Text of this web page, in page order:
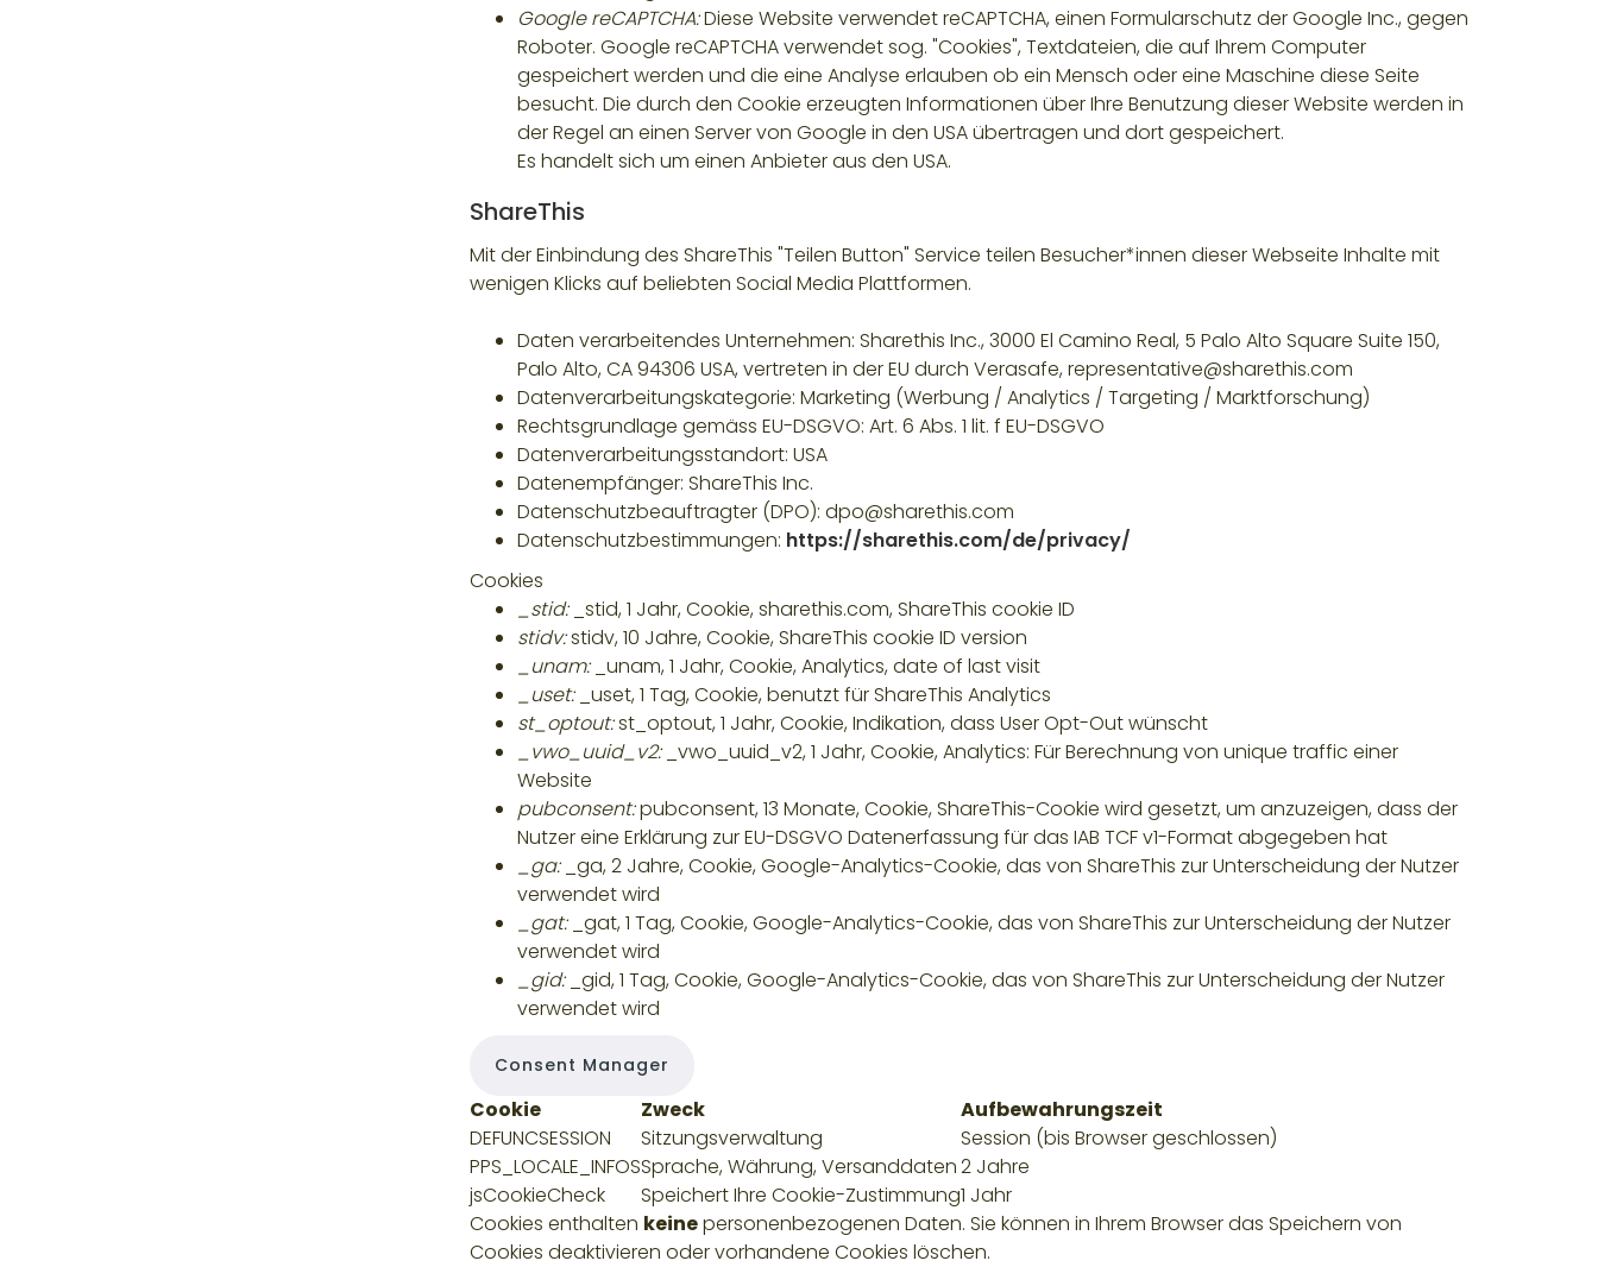
Google reCAPTCHA:Diese Website verwendet reCAPTCHA, einen Formularschutz der Google Inc., gegen
Roboter. Google reCAPTCHA verwendet sog. "Cookies", Textdateien, die auf Ihrem Computer
gespeichert werden und die eine Analyse erlauben ob ein Mensch oder eine Maschine diese Seite
besucht. Die durch den Cookie erzeugten Informationen über Ihre Benutzung dieser Website werden in
der Regel an einen Server von Google in den USA übertragen und dort gespeichert.
Es handelt sich um einen Anbieter aus den USA.
ShareThis
Mit der Einbindung des ShareThis "Teilen Button" Service teilen Besucher*innen dieser Webseite Inhalte mit
wenigen Klicks auf beliebten Social Media Plattformen.
Daten verarbeitendes Unternehmen: Sharethis Inc., 3000 El Camino Real, 5 Palo Alto Square Suite 150,
Palo Alto, CA 94306 USA, vertreten in der EU durch Verasafe, representative@sharethis.com
Datenverarbeitungskategorie: Marketing (Werbung / Analytics / Targeting / Marktforschung)
Rechtsgrundlage gemäss EU-DSGVO: Art. 6 Abs. 1 lit. f EU-DSGVO
Datenverarbeitungsstandort: USA
Datenempfänger: ShareThis Inc.
Datenschutzbeauftragter (DPO): dpo@sharethis.com
Datenschutzbestimmungen: https://sharethis.com/de/privacy/
Cookies
_stid:_stid, 1 Jahr, Cookie, sharethis.com, ShareThis cookie ID
stidv:stidv, 10 Jahre, Cookie, ShareThis cookie ID version
_unam:_unam, 1 Jahr, Cookie, Analytics, date of last visit
_uset:_uset, 1 Tag, Cookie, benutzt für ShareThis Analytics
st_optout:st_optout, 1 Jahr, Cookie, Indikation, dass User Opt-Out wünscht
_vwo_uuid_v2:_vwo_uuid_v2, 1 Jahr, Cookie, Analytics: Für Berechnung von unique traffic einer
Website
pubconsent:pubconsent, 13 Monate, Cookie, ShareThis-Cookie wird gesetzt, um anzuzeigen, dass der
Nutzer eine Erklärung zur EU-DSGVO Datenerfassung für das IAB TCF v1-Format abgegeben hat
_ga:_ga, 2 Jahre, Cookie, Google-Analytics-Cookie, das von ShareThis zur Unterscheidung der Nutzer
verwendet wird
_gat:_gat, 1 Tag, Cookie, Google-Analytics-Cookie, das von ShareThis zur Unterscheidung der Nutzer
verwendet wird
_gid:_gid, 1 Tag, Cookie, Google-Analytics-Cookie, das von ShareThis zur Unterscheidung der Nutzer
verwendet wird
Consent Manager
Cookie Zweck
Aufbewahrungszeit
DEFUNCSESSION
Sitzungsverwaltung
Session (bis Browser geschlossen)
PPS_LOCALE_INFOSSprache, Währung, Versanddaten2 Jahre
jsCookieCheck
Speichert Ihre Cookie-Zustimmung1 Jahr
Cookies enthalten keinepersonenbezogenen Daten. Sie können in Ihrem Browser das Speichern von
Cookies deaktivieren oder vorhandene Cookies löschen.